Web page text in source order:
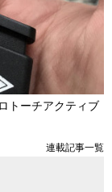
トーチアクティブ
連載記事一覧